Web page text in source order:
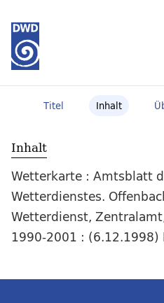
Titel Inhalt
Inhalt
Wetterkarte : Amtsblatt
Wetterdienstes.
Wetterdienst,
1990-2001 : (6.12.1998)